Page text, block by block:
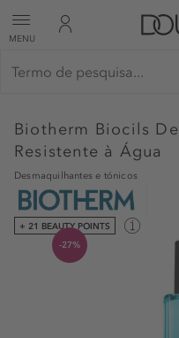
MENU
Biotherm Biocils
Resistente à Água
Desmaquilhantes e tónicos
+ 21 BEAUTY POINTS
-27%